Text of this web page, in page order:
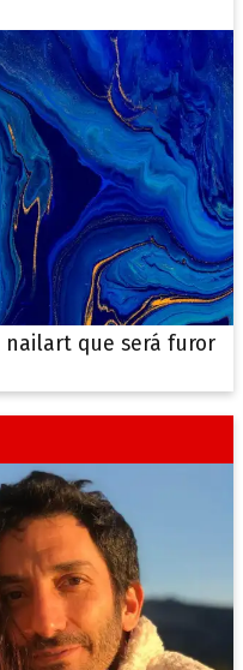
nailart que será furor